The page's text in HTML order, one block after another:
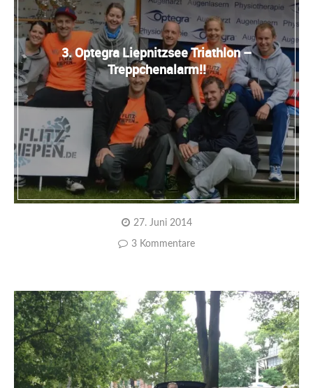
3. Optegra Liepnitzsee Triathlon –
Treppchenalarm!!
27. Juni 2014
3 Kommentare